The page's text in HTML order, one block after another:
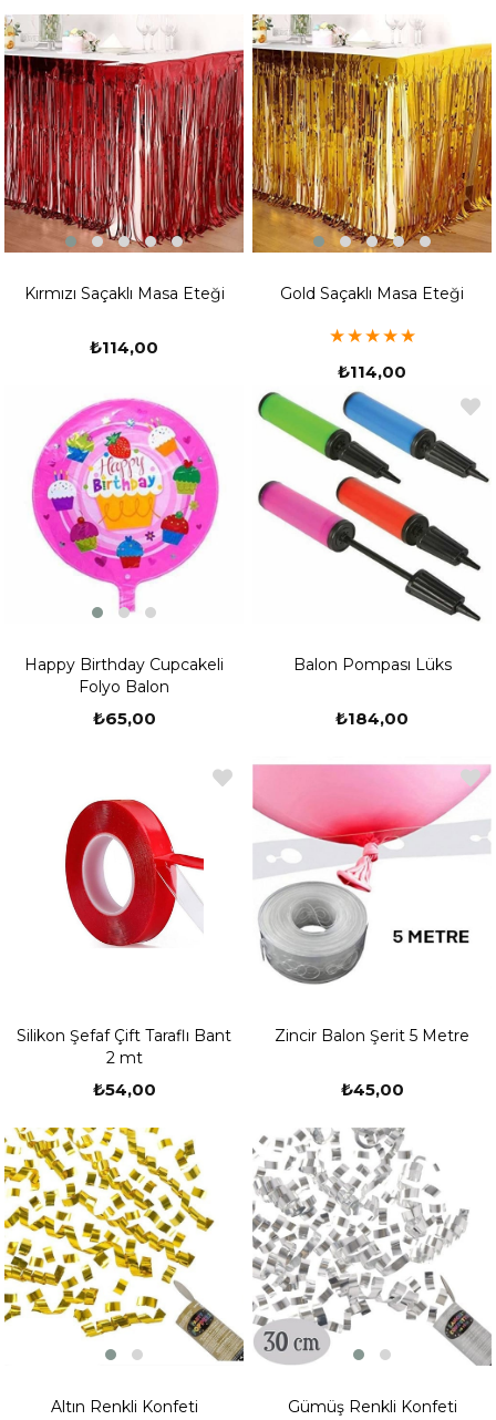
Kırmızı Saçaklı Masa Eteği
₺114,00
Gold Saçaklı Masa Eteği
★★★★★
₺114,00
Happy Birthday Cupcakeli
Folyo Balon
₺65,00
Balon Pompası Lüks
₺184,00
Silikon Şefaf Çift Taraflı Bant
2 mt
₺54,00
Zincir Balon Şerit 5 Metre
₺45,00
Altın Renkli Konfeti Gümüş Renkli Konfeti